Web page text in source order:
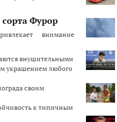
Фурор
внимание
внушительными
украшением любого
своим
к типичным